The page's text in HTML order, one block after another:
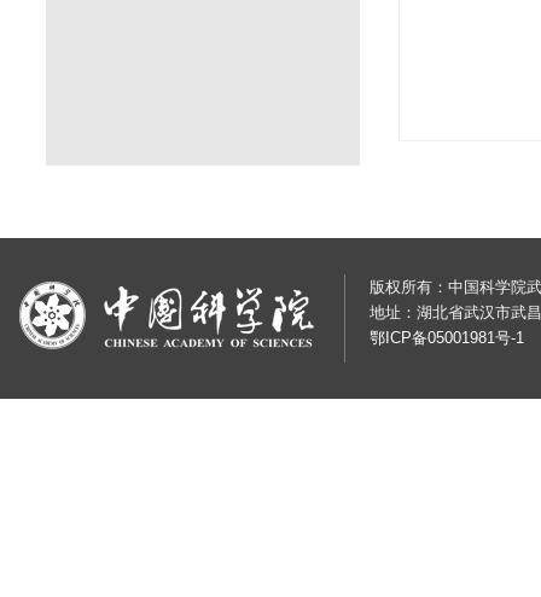
版权所有：中国科学院
地址：湖北省武汉市武
鄂ICP备05001981号-1